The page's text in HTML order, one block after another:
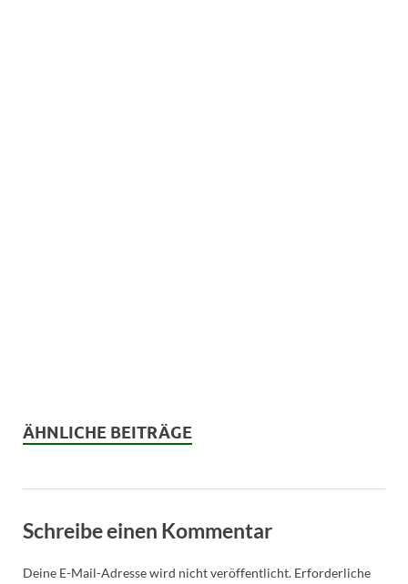
ÄHNLICHE BEITRÄGE
Schreibe einen Kommentar
Deine E-Mail-Adresse wird nicht veröffentlicht. Erforderliche